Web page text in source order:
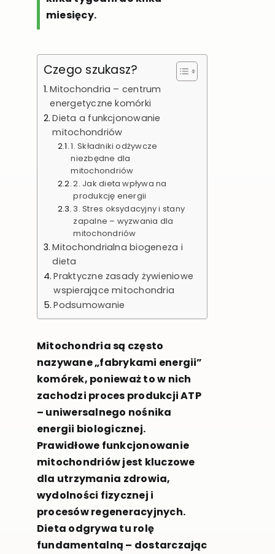
miesięcy.
Czego szukasz?
Mitochondria – centrum
energetyczne komórki
Dieta a funkcjonowanie
mitochondriów
1. Składniki odżywcze
niezbędne dla
mitochondriów
2. Jak dieta wpływa na
produkcję energii
3. Stres oksydacyjny i stany
zapalne – wyzwania dla
mitochondriów
Mitochondrialna biogeneza i
dieta
Praktyczne zasady żywieniowe
wspierające mitochondria
Podsumowanie
Mitochondria są często
nazywane „fabrykami energii”
komórek, ponieważ to w nich
zachodzi proces produkcji ATP
– uniwersalnego nośnika
energii biologicznej.
Prawidłowe funkcjonowanie
mitochondriów jest kluczowe
dla utrzymania zdrowia,
wydolności fizycznej i
procesów regeneracyjnych.
Dieta odgrywa tu rolę
fundamentalną – dostarczając